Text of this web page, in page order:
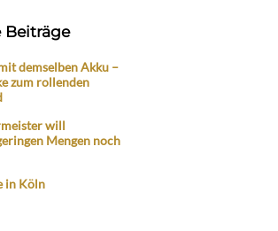
Beiträge
demselben Akku –
zum rollenden
will
Mengen noch
in Köln